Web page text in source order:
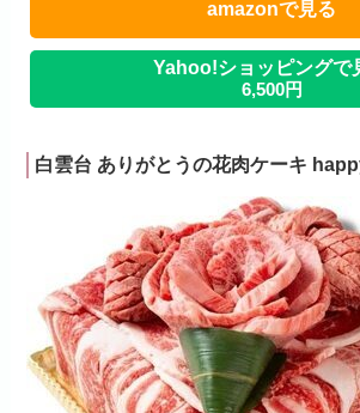
amazonで見る
Yahoo!ショッピングで
6,500円
白雲台 ありがとうの花肉ケーキ